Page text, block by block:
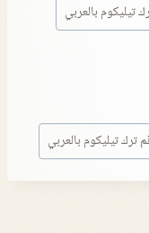
تيليكوم بالعربي
ترك تيليكوم بالعربي